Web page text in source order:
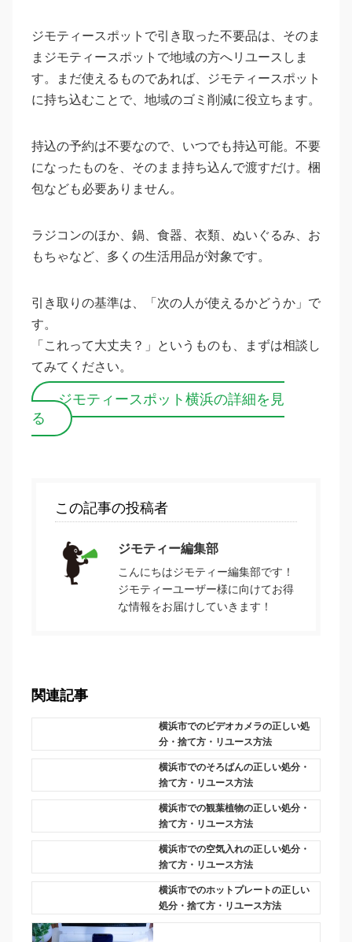
ジモティースポットで引き取った不要品は、そのま
まジモティースポットで地域の方へリユースしま
す。まだ使えるものであれば、ジモティースポット
に持ち込むことで、地域のゴミ削減に役立ちます。
持込の予約は不要なので、いつでも持込可能。不要
になったものを、そのまま持ち込んで渡すだけ。梱
包なども必要ありません。
ラジコンのほか、鍋、食器、衣類、ぬいぐるみ、お
もちゃなど、多くの生活用品が対象です。
引き取りの基準は、「次の人が使えるかどうか」で
す。
「これって大丈夫？」というものも、まずは相談し
てみてください。
ジモティースポット横浜の詳細を見
る
この記事の投稿者
ジモティー編集部
こんにちはジモティー編集部です！
ジモティーユーザー様に向けてお得
な情報をお届けしていきます！
関連記事
横浜市でのビデオカメラの正しい処
分・捨て方・リユース方法
横浜市でのそろばんの正しい処分・
捨て方・リユース方法
横浜市での観葉植物の正しい処分・
捨て方・リユース方法
横浜市での空気入れの正しい処分・
捨て方・リユース方法
横浜市でのホットプレートの正しい
処分・捨て方・リユース方法